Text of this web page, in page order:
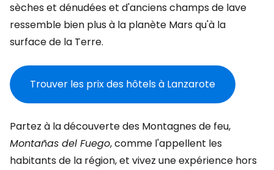
sèches et dénudées et d'anciens champs de lave
ressemble bien plus à la planète Mars qu'à la
surface de la Terre.
Trouver les prix des hôtels à Lanzarote
Partez à la découverte des Montagnes de feu,
Montañas del Fuego, comme l'appellent les
habitants de la région, et vivez une expérience hors